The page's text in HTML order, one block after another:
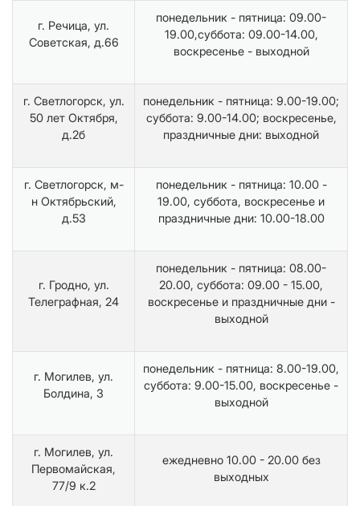
г. Речица, ул.
Советская, д.66
понедельник - пятница: 09.00-
19.00,суббота: 09.00-14.00,
воскресенье - выходной
г. Светлогорск, ул.
50 лет Октября,
д.2б
понедельник - пятница: 9.00-19.00;
суббота: 9.00-14.00; воскресенье,
праздничные дни: выходной
г. Светлогорск, м-
н Октябрьский,
д.53
понедельник - пятница: 10.00 -
19.00, суббота, воскресенье и
праздничные дни: 10.00-18.00
г. Гродно, ул.
Телеграфная, 24
понедельник - пятница: 08.00-
20.00, суббота: 09.00 - 15.00,
воскресенье и праздничные дни -
выходной
г. Могилев, ул.
Болдина, 3
понедельник - пятница: 8.00-19.00,
суббота: 9.00-15.00, воскресенье -
выходной
г. Могилев, ул.
Первомайская,
77/9 к.2
ежедневно 10.00 - 20.00 без
выходных